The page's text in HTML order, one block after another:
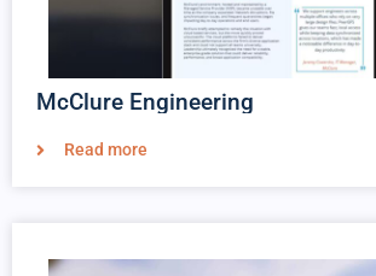
McClure Engineering
Read more